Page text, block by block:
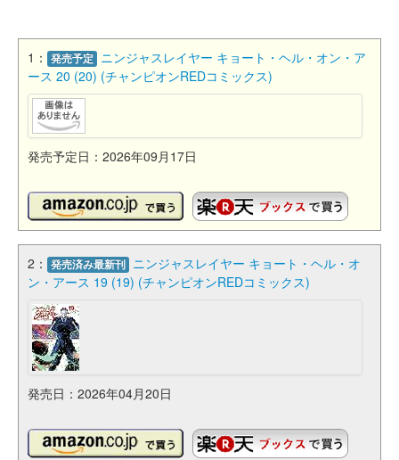
1： 発売予定 ニンジャスレイヤー キョート・ヘル・オン・ア
ース 20 (20) (チャンピオンREDコミックス)
発売予定日：2026年09月17日
2： 発売済み最新刊 ニンジャスレイヤー キョート・ヘル・オ
ン・アース 19 (19) (チャンピオンREDコミックス)
発売日：2026年04月20日